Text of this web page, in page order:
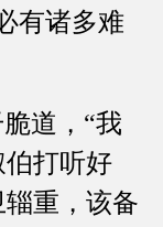
有诸多难
道，“我
打听好
重，该备